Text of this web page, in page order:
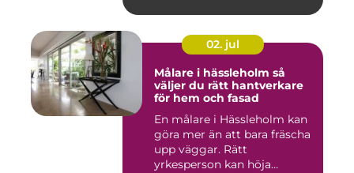
02. jul
Målare i hässleholm så
väljer du rätt hantverkare
för hem och fasad
En målare i Hässleholm kan
göra mer än att bara fräscha
upp väggar. Rätt
yrkesperson kan höja